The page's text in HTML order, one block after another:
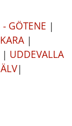
GÖTENE |
|
| UDDEVALLA
|